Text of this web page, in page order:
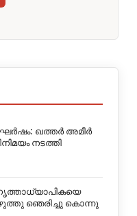
ഖത്തർ അമീർ
നടത്തി
ഞെരിച്ചു കൊന്നു